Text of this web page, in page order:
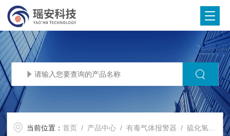
当前位置：首页 / 产品中心 /有毒气体报警器 /硫化氢报警器